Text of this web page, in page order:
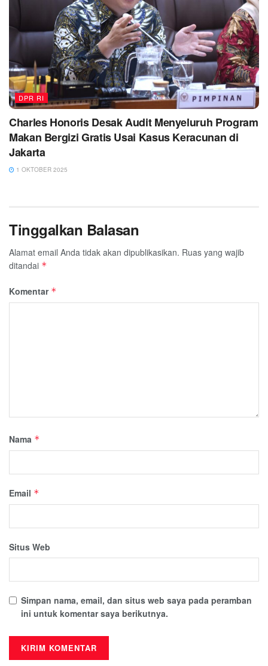
DPR RI
Charles Honoris Desak Audit Menyeluruh Program
Makan Bergizi Gratis Usai Kasus Keracunan di
Jakarta
1 OKTOBER 2025
Tinggalkan Balasan
Alamat email Anda tidak akan dipublikasikan. Ruas yang wajib
ditandai *
Komentar *
Nama *
Email *
Situs Web
Simpan nama, email, dan situs web saya pada peramban
ini untuk komentar saya berikutnya.